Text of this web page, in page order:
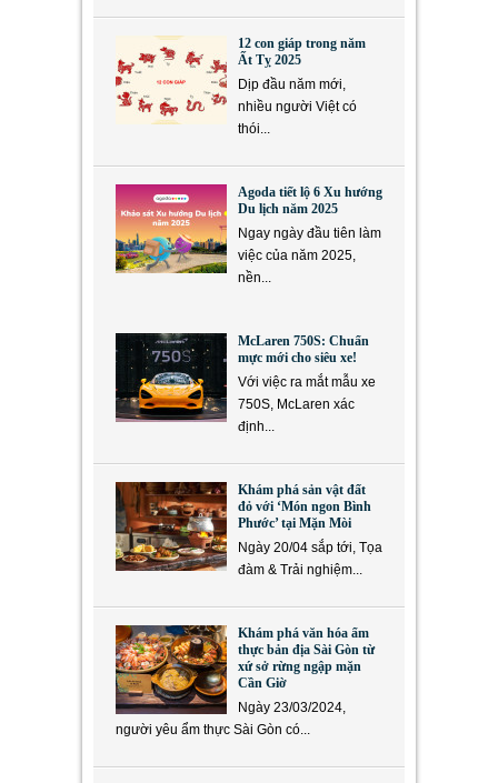
12 con giáp trong năm
Ất Tỵ 2025
Dịp đầu năm mới,
nhiều người Việt có
thói...
Agoda tiết lộ 6 Xu hướng
Du lịch năm 2025
Ngay ngày đầu tiên làm
việc của năm 2025,
nền...
McLaren 750S: Chuẩn
mực mới cho siêu xe!
Với việc ra mắt mẫu xe
750S, McLaren xác
định...
Khám phá sản vật đất
đỏ với ‘Món ngon Bình
Phước’ tại Mặn Mòi
Ngày 20/04 sắp tới, Tọa
đàm & Trải nghiệm...
Khám phá văn hóa ẩm
thực bản địa Sài Gòn từ
xứ sở rừng ngập mặn
Cần Giờ
Ngày 23/03/2024,
người yêu ẩm thực Sài Gòn có...